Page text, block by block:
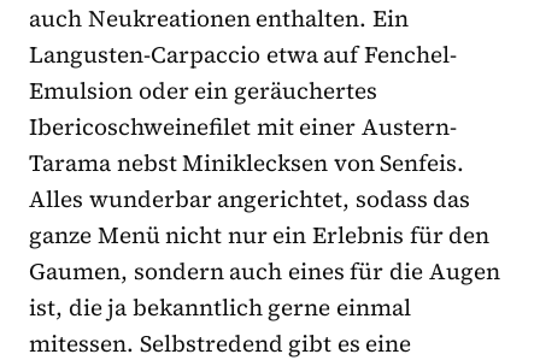
auch Neukreationen enthalten. Ein
Langusten-Carpaccio etwa auf Fenchel-
Emulsion oder ein geräuchertes
Ibericoschweinefilet mit einer Austern-
Tarama nebst Miniklecksen von Senfeis.
Alles wunderbar angerichtet, sodass das
ganze Menü nicht nur ein Erlebnis für den
Gaumen, sondern auch eines für die Augen
ist, die ja bekanntlich gerne einmal
mitessen. Selbstredend gibt es eine